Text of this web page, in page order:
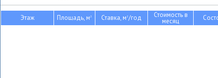
Этаж Площадь, м2 Ставка, м2/год Стоимость в
месяц